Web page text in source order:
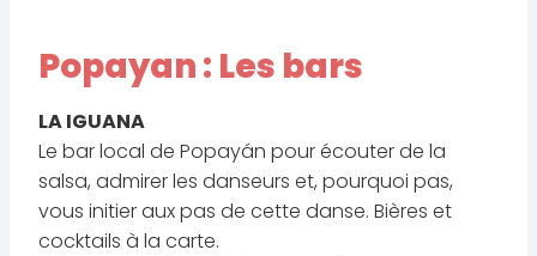
Popayan : Les bars
LA IGUANA
Le bar local de Popayán pour écouter de la
salsa, admirer les danseurs et, pourquoi pas,
vous initier aux pas de cette danse. Bières et
cocktails à la carte.